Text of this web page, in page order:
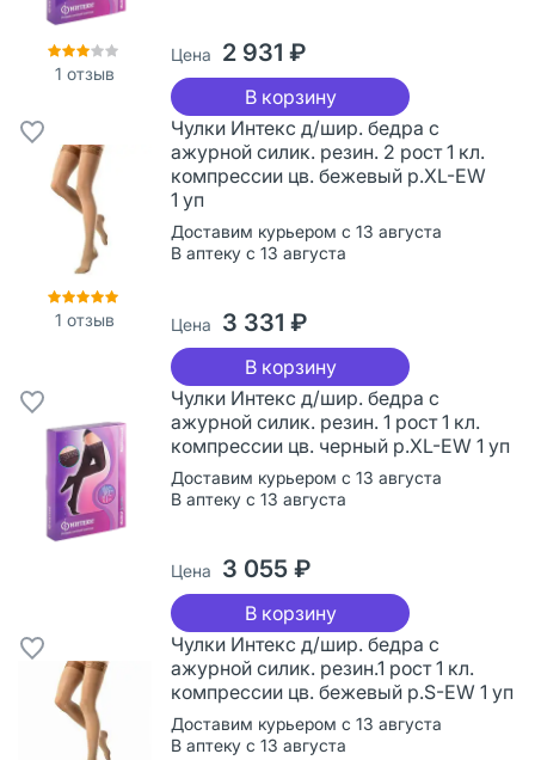
1 отзыв
Цена 2 931 ₽
В корзину
1 отзыв
Чулки Интекс д/шир. бедра с
ажурной силик. резин. 2 рост 1 кл.
компрессии цв. бежевый р.XL-EW
1 уп
Доставим курьером с 13 августа
В аптеку с 13 августа
Цена 3 331 ₽
В корзину
Чулки Интекс д/шир. бедра с
ажурной силик. резин. 1 рост 1 кл.
компрессии цв. черный р.XL-EW 1 уп
Доставим курьером с 13 августа
В аптеку с 13 августа
Цена 3 055 ₽
В корзину
Чулки Интекс д/шир. бедра с
ажурной силик. резин.1 рост 1 кл.
компрессии цв. бежевый р.S-EW 1 уп
Доставим курьером с 13 августа
В аптеку с 13 августа